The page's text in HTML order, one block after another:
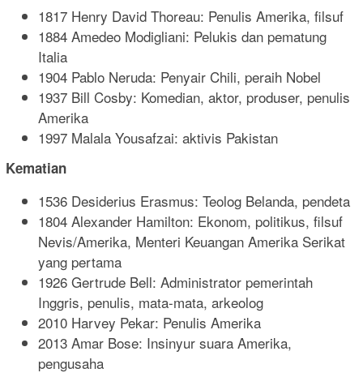
1817 Henry David Thoreau: Penulis Amerika, filsuf
1884 Amedeo Modigliani: Pelukis dan pematung
Italia
1904 Pablo Neruda: Penyair Chili, peraih Nobel
1937 Bill Cosby: Komedian, aktor, produser, penulis
Amerika
1997 Malala Yousafzai: aktivis Pakistan
Kematian
1536 Desiderius Erasmus: Teolog Belanda, pendeta
1804 Alexander Hamilton: Ekonom, politikus, filsuf
Nevis/Amerika, Menteri Keuangan Amerika Serikat
yang pertama
1926 Gertrude Bell: Administrator pemerintah
Inggris, penulis, mata-mata, arkeolog
2010 Harvey Pekar: Penulis Amerika
2013 Amar Bose: Insinyur suara Amerika,
pengusaha